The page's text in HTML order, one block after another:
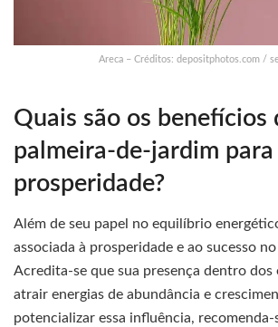
Areca – Créditos: depositphotos.com /
Quais são os benefícios
palmeira-de-jardim para
prosperidade?
Além de seu papel no equilíbrio
associada à prosperidade e ao sucesso no
Acredita-se que sua presença dentro dos
atrair energias de abundância e
potencializar essa influência,